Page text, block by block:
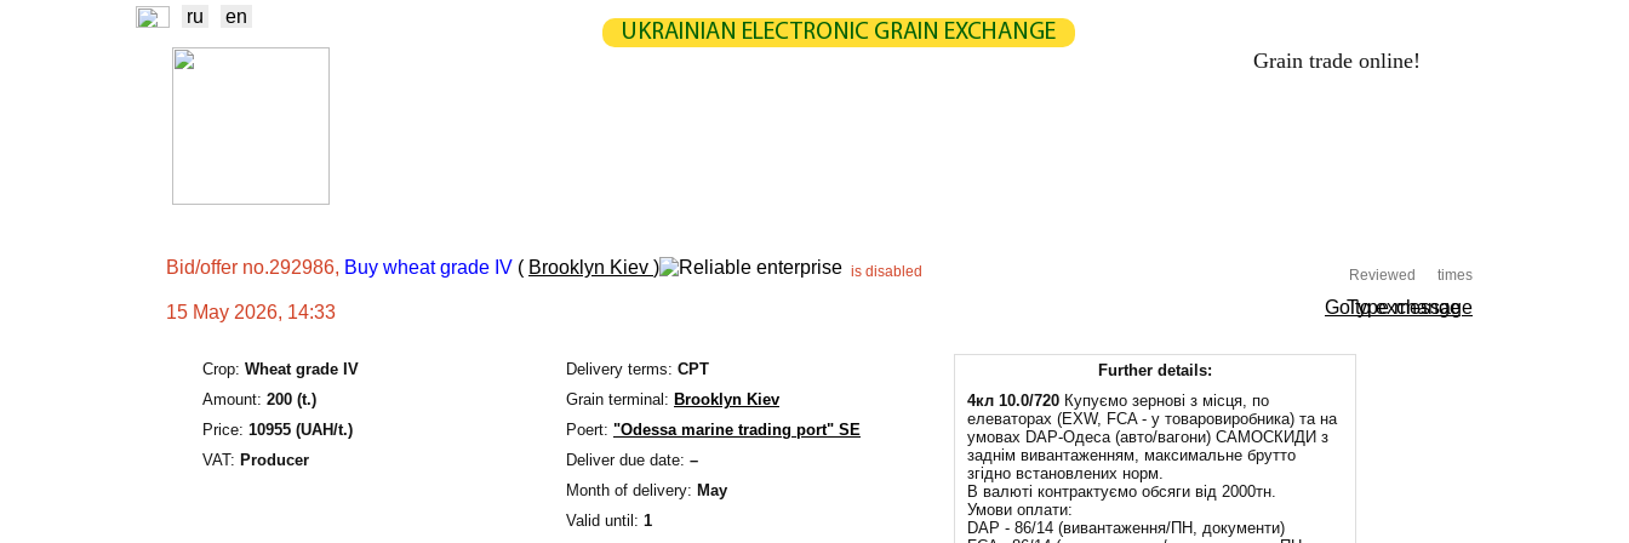
ru en
UKRAINIAN ELECTRONIC GRAIN EXCHANGE
Grain trade online!
Bid/offer no.292986, Buy wheat grade IV ( Brooklyn Kiev ) Reviewed times
is disabled
15 May 2026, 14:33 Type message
Go to exchange
Crop: Wheat grade IV
Amount: 200 (t.)
Price: 10955 (UAH/t.)
VAT: Producer
Delivery terms: CPT
Grain terminal: Brooklyn Kiev
Poert: "Odessa marine trading port" SE
Deliver due date: –
Month of delivery: May
Valid until: 1
Further details:
4кл 10.0/720 Купуємо зернові з місця, по
елеваторах (EXW, FCA - у товаровиробника) та на
умовах DAP-Одеса (авто/вагони) САМОСКИДИ з
заднім вивантаженням, максимальне брутто
згідно встановлених норм.
В валюті контрактуємо обсяги від 2000тн.
Умови оплати:
DAP - 86/14 (вивантаження/ПН, документи)